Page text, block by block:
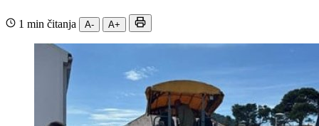
1 min čitanja A- A+